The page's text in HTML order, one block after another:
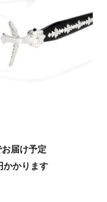
届け予定
かかります